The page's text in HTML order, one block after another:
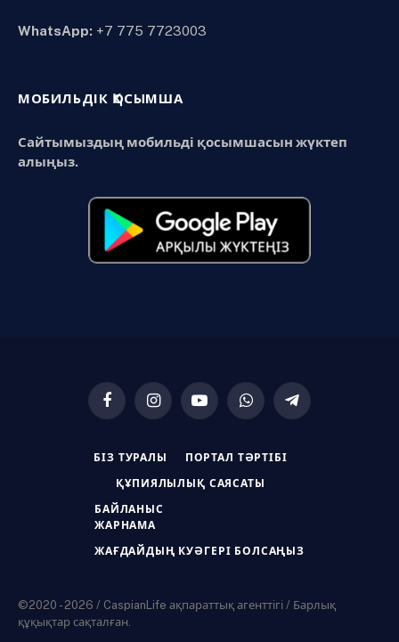
WhatsApp: +7 775 7723003
МОБИЛЬДІК ҚОСЫМША
Сайтымыздың мобильді қосымшасын жүктеп
алыңыз.
FacebookInstagramYouTubeWhatsAppTelegram
БІЗ ТУРАЛЫ ПОРТАЛ ТӘРТІБІ
ҚҰПИЯЛЫЛЫҚ САЯСАТЫ
БАЙЛАНЫС
ЖАРНАМА
ЖАҒДАЙДЫҢ КУӘГЕРІ БОЛСАҢЫЗ
©2020 - 2026 / CaspianLife ақпараттық агенттігі / Барлық
құқықтар сақталған.